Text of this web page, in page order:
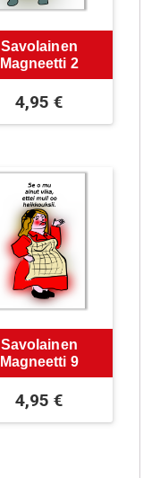
Savolainen
Magneetti 2
4,95€
Savolainen
Magneetti 9
4,95€